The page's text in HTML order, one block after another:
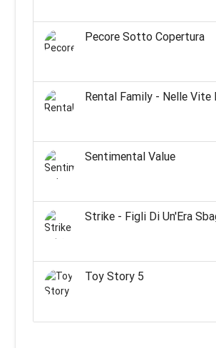
Pecore Sotto Copertura
Rental Family - Nelle Vite
Sentimental Value
Strike - Figli Di Un'Era
Toy Story 5